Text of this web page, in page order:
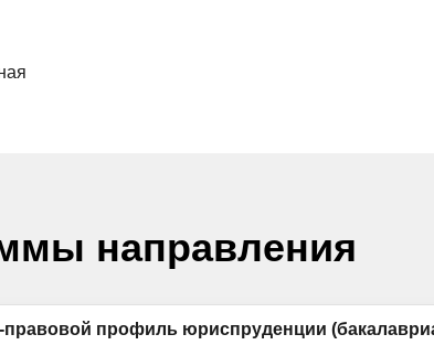
направления
правовой профиль юриспруденции